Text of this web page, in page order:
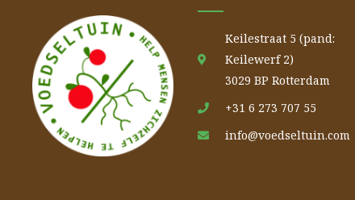
Keilestraat 5 (pand:
Keilewerf 2)
3029 BP Rotterdam
+31 6 273 707 55
info@voedseltuin.com